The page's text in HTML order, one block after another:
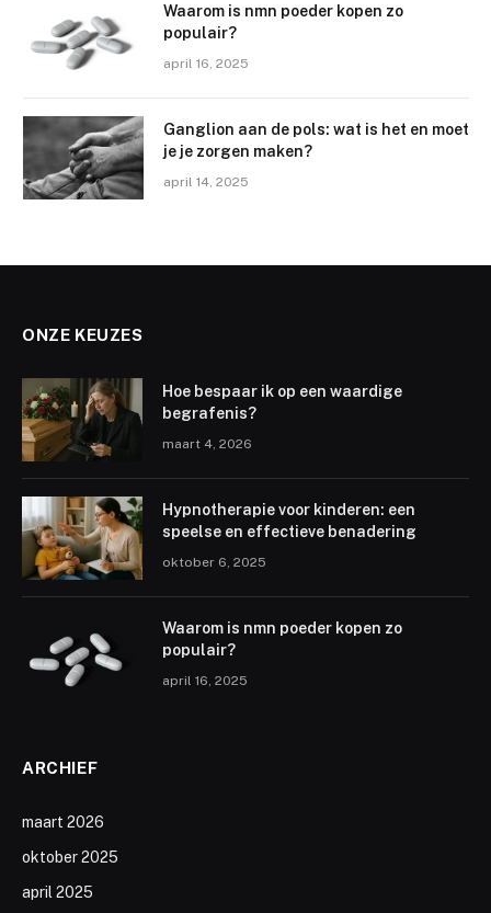
Waarom is nmn poeder kopen zo
populair?
april 16, 2025
Ganglion aan de pols: wat is het en moet
je je zorgen maken?
april 14, 2025
ONZE KEUZES
Hoe bespaar ik op een waardige
begrafenis?
maart 4, 2026
Hypnotherapie voor kinderen: een
speelse en effectieve benadering
oktober 6, 2025
Waarom is nmn poeder kopen zo
populair?
april 16, 2025
ARCHIEF
maart 2026
oktober 2025
april 2025